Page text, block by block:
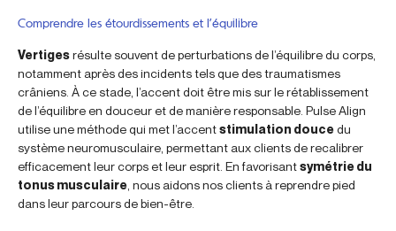
Comprendre les étourdissements et l’équilibre
Vertigesrésulte souvent de perturbations de l’équilibre du corps,
notamment après des incidents tels que des traumatismes
crâniens. À ce stade, l’accent doit être mis sur le rétablissement
de l’équilibre en douceur et de manière responsable. Pulse Align
utilise une méthode qui met l’accentstimulation doucedu
système neuromusculaire, permettant aux clients de recalibrer
efficacement leur corps et leur esprit. En favorisantsymétrie du
tonus musculaire , nous aidons nos clients à reprendre pied
dans leur parcours de bien-être.